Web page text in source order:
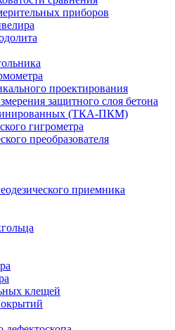
приборов
проектирования
защитного слоя бетона
(ТКА-ПКМ)
гигрометра
преобразователя
приемника
клещей